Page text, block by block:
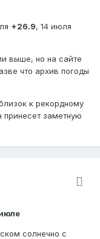
+26.9, 14 июля
выше, но на сайте
что архив погоды
к рекордному
принесет заметную
солнечно с